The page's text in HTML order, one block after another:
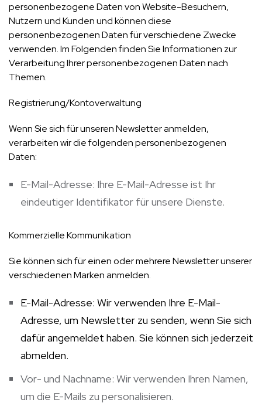
personenbezogene Daten von Website-Besuchern,
Nutzern und Kunden und können diese
personenbezogenen Daten für verschiedene Zwecke
verwenden. Im Folgenden finden Sie Informationen zur
Verarbeitung Ihrer personenbezogenen Daten nach
Themen.
Registrierung/Kontoverwaltung
Wenn Sie sich für unseren Newsletter anmelden,
verarbeiten wir die folgenden personenbezogenen
Daten:
E-Mail-Adresse: Ihre E-Mail-Adresse ist Ihr
eindeutiger Identifikator für unsere Dienste.
Kommerzielle Kommunikation
Sie können sich für einen oder mehrere Newsletter unserer
verschiedenen Marken anmelden.
E-Mail-Adresse: Wir verwenden Ihre E-Mail-
Adresse, um Newsletter zu senden, wenn Sie sich
dafür angemeldet haben. Sie können sich jederzeit
abmelden.
Vor- und Nachname: Wir verwenden Ihren Namen,
um die E-Mails zu personalisieren.